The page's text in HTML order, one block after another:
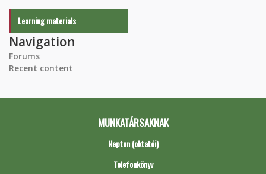
Learning materials
Navigation
Forums
Recent content
MUNKATÁRSAKNAK
Neptun (oktatói)
Telefonkönyv